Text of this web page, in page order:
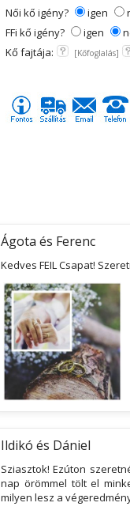
Női kő igény? igen
FFi kő igény?
igen
Kő fajtája:
[Kőfoglalás]
Ágota és Ferenc
Kedves FEIL Csapat!
Ildikó és Dániel
Sziasztok! Ezúton
nap örömmel tölt el
milyen lesz a